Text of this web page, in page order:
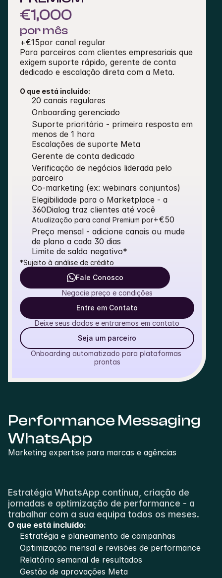
€1,000
por mês
+€15por canal regular
Para parceiros com clientes empresariais que
exigem suporte rápido, gerente de conta
dedicado e escalação direta com a Meta.
O que está incluído:
20 canais regulares
Onboarding gerenciado
Suporte prioritário - primeira resposta em
menos de 1 hora
Escalações de suporte Meta
Gerente de conta dedicado
Verificação de negócios liderada pelo
parceiro
Co-marketing (ex: webinars conjuntos)
Elegibilidade para o Marketplace - a
360Dialog traz clientes até você
Atualização para canal Premium por+€50
Preço mensal - adicione canais ou mude
de plano a cada 30 dias
Limite de saldo negativo*
*Sujeito à análise de crédito
Fale Conosco
Negocie preço e condições
Entre em Contato
Deixe seus dados e entraremos em contato
Seja um parceiro
Onboarding automatizado para plataformas
prontas
Performance Messaging
WhatsApp
Marketing expertise para marcas e agências
Estratégia WhatsApp contínua, criação de
jornadas e optimização de performance - a
trabalhar com a sua equipa todos os meses.
O que está incluído:
Estratégia e planeamento de campanhas
Optimização mensal e revisões de performance
Relatório semanal de resultados
Gestão de aprovações Meta